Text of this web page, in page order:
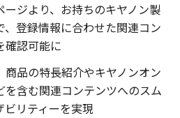
ージより、お持ちのキヤノン製
、登録情報に合わせた関連コン
確認可能に
品の特長紹介やキヤノンオン
を含む関連コンテンツへのスム
リティーを実現